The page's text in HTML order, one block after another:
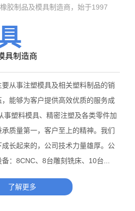
胶制品及模具制造商，始于1997
具制造商
从事注塑模具及相关塑料制品的销
能够为客户提供高效优质的服务成
事塑料模具、精密注塑及各类零件加
质量第一，客户至上的精神。我们
长起来的，公司技术力量雄厚。公
：8CNC、8台雕刻铣床、10台...
了解更多